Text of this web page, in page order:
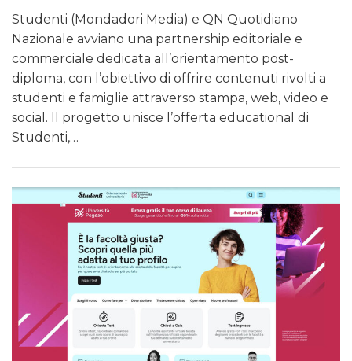
Studenti (Mondadori Media) e QN Quotidiano
Nazionale avviano una partnership editoriale e
commerciale dedicata all’orientamento post-
diploma, con l’obiettivo di offrire contenuti rivolti a
studenti e famiglie attraverso stampa, web, video e
social. Il progetto unisce l’offerta educational di
Studenti,…